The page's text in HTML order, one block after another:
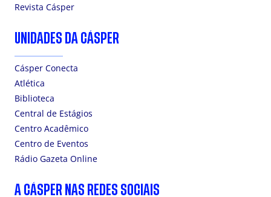
Revista Cásper
UNIDADES DA CÁSPER
Cásper Conecta
Atlética
Biblioteca
Central de Estágios
Centro Acadêmico
Centro de Eventos
Rádio Gazeta Online
A CÁSPER NAS REDES SOCIAIS